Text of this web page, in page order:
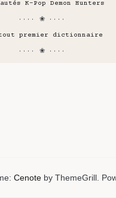
K-Pop Demon Hunters
···· ❀ ····
tout premier dictionnaire
···· ❀ ····
Cenote by ThemeGrill.